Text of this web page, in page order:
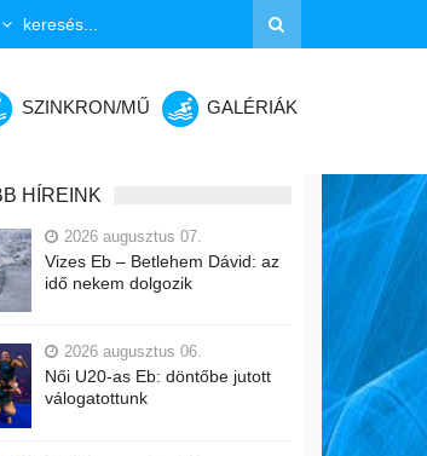
SZINKRON/MŰ GALÉRIÁK
HÍREINK
2026 augusztus 07.
Vizes Eb – Betlehem Dávid: az
idő nekem dolgozik
2026 augusztus 06.
Női U20-as Eb: döntőbe jutott
válogatottunk